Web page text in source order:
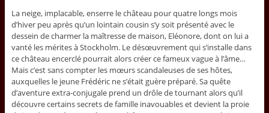
La neige, implacable, enserre le château pour quatre longs mois
d’hiver peu après qu’un lointain cousin s’y soit présenté avec le
dessein de charmer la maîtresse de maison, Eléonore, dont on lui a
vanté les mérites à Stockholm. Le désœuvrement qui s’installe dans
ce château encerclé pourrait alors créer ce fameux vague à l’âme…
Mais c’est sans compter les mœurs scandaleuses de ses hôtes,
auxquelles le jeune Frédéric ne s’était guère préparé. Sa quête
d’aventure extra-conjugale prend un drôle de tournant alors qu’il
découvre certains secrets de famille inavouables et devient la proie